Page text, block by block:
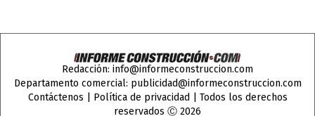
Redacción: info@informeconstruccion.com
Departamento comercial: publicidad@informeconstruccion.com
Contáctenos
Política de privacidad | Todos los derechos
reservados Ⓒ 2026